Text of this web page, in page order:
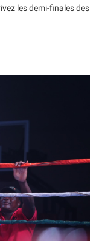
les demi-finales des